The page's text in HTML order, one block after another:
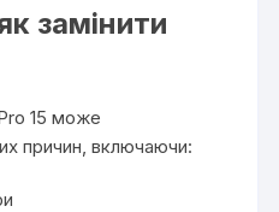
замінити
15 може
причин, включаючи: